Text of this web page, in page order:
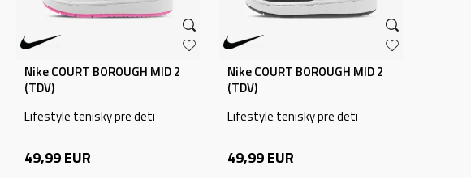
Nike COURT BOROUGH MID 2
(TDV)
Lifestyle tenisky pre deti
49,99EUR
Nike COURT BOROUGH MID 2
(TDV)
Lifestyle tenisky pre deti
49,99EUR